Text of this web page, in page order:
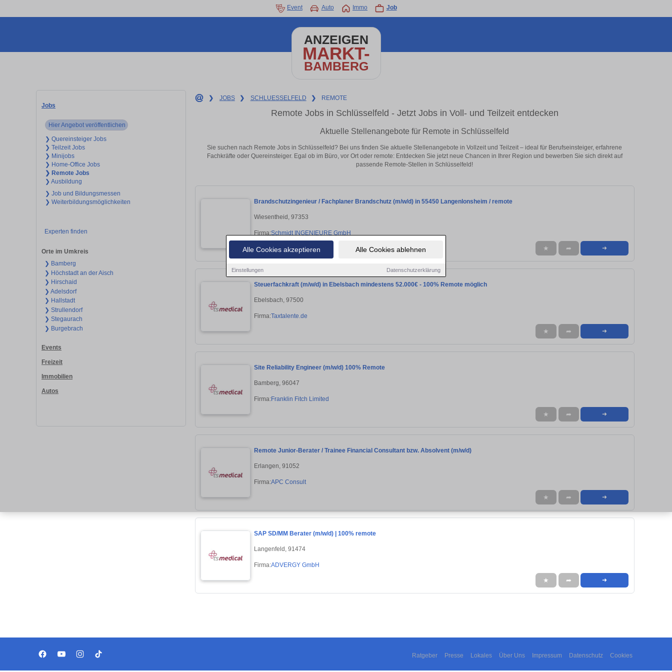
Alle Cookies akzeptieren Alle Cookies ablehnen
Einstellungen Datenschutzerklärung
Event Auto Immo Job
ANZEIGEN
MARKT-
BAMBERG
Jobs
Hier Angebot veröffentlichen
❯ Quereinsteiger Jobs
❯ Teilzeit Jobs
❯ Minijobs
❯ Home-Office Jobs
❯ Remote Jobs
❯ Ausbildung
❯ Job und Bildungsmessen
❯ Weiterbildungsmöglichkeiten
Experten finden
Orte im Umkreis
❯ Bamberg
❯ Höchstadt an der Aisch
❯ Hirschaid
❯ Adelsdorf
❯ Hallstadt
❯ Strullendorf
❯ Stegaurach
❯ Burgebrach
Events
Freizeit
Immobilien
Autos
❯ JOBS ❯ SCHLUESSELFELD ❯ REMOTE
Remote Jobs in Schlüsselfeld - Jetzt Jobs in Voll- und Teilzeit entdecken
Aktuelle Stellenangebote für Remote in Schlüsselfeld
Sie suchen nach Remote Jobs in Schlüsselfeld? Bei uns finden Sie aktuelle Stellenangebote in Vollzeit und Teilzeit – ideal für Berufseinsteiger, erfahrene
Fachkräfte oder Quereinsteiger. Egal ob im Büro, vor Ort oder remote: Entdecken Sie jetzt neue Chancen in Ihrer Region und bewerben Sie sich direkt auf
passende Remote-Stellen in Schlüsselfeld!
Brandschutzingenieur / Fachplaner Brandschutz (m/w/d) in 55450 Langenlonsheim / remote
Wiesentheid, 97353
Firma:Schmidt INGENIEURE GmbH
★ ➦ ➜
Steuerfachkraft (m/w/d) in Ebelsbach mindestens 52.000€ - 100% Remote möglich
Ebelsbach, 97500
Firma:Taxtalente.de
★ ➦ ➜
Site Reliability Engineer (m/w/d) 100% Remote
Bamberg, 96047
Firma:Franklin Fitch Limited
★ ➦ ➜
Remote Junior-Berater / Trainee Financial Consultant bzw. Absolvent (m/w/d)
Erlangen, 91052
Firma:APC Consult
★ ➦ ➜
SAP SD/MM Berater (m/w/d) | 100% remote
Langenfeld, 91474
Firma:ADVERGY GmbH
★ ➦ ➜
Ratgeber Presse Lokales Über Uns Impressum Datenschutz Cookies